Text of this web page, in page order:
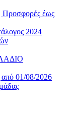
Προσφορές έως
2024
01/08/2026